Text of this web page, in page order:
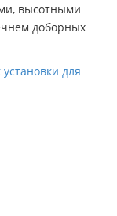
высотными
доборных
для